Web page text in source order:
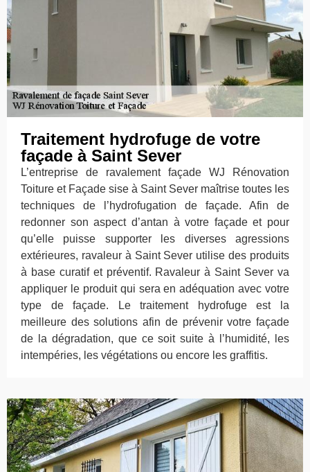
Traitement hydrofuge de votre
façade à Saint Sever
L’entreprise de ravalement façade WJ Rénovation
Toiture et Façade sise à Saint Sever maîtrise toutes les
techniques de l’hydrofugation de façade. Afin de
redonner son aspect d’antan à votre façade et pour
qu’elle puisse supporter les diverses agressions
extérieures, ravaleur à Saint Sever utilise des produits
à base curatif et préventif. Ravaleur à Saint Sever va
appliquer le produit qui sera en adéquation avec votre
type de façade. Le traitement hydrofuge est la
meilleure des solutions afin de prévenir votre façade
de la dégradation, que ce soit suite à l’humidité, les
intempéries, les végétations ou encore les graffitis.